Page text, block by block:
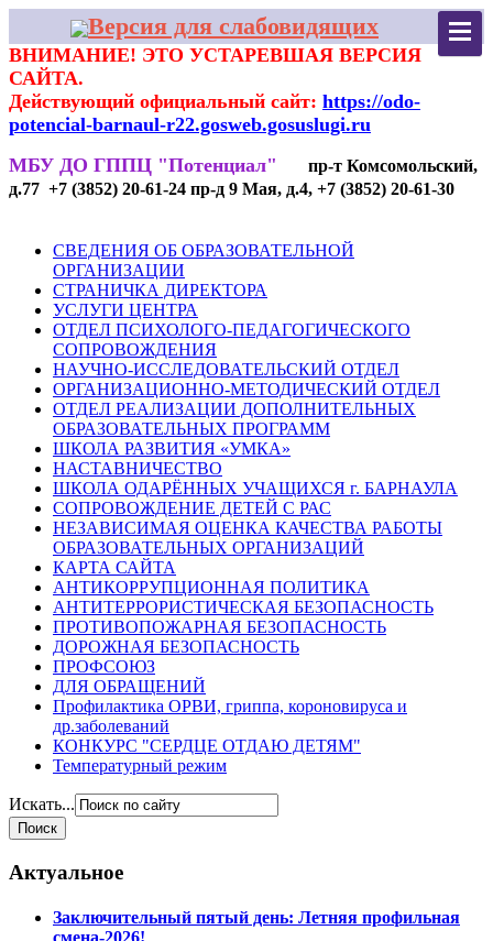
Версия для слабовидящих
ВНИМАНИЕ! ЭТО УСТАРЕВШАЯ ВЕРСИЯ
САЙТА.
Действующий официальный сайт: https://odo-
potencial-barnaul-r22.gosweb.gosuslugi.ru
МБУ ДО ГППЦ "Потенциал"
пр-т Комсомольский,
д.77 +7 (3852) 20-61-24 пр-д 9 Мая, д.4, +7 (3852) 20-61-30
СВЕДЕНИЯ ОБ ОБРАЗОВАТЕЛЬНОЙ
ОРГАНИЗАЦИИ
СТРАНИЧКА ДИРЕКТОРА
УСЛУГИ ЦЕНТРА
ОТДЕЛ ПСИХОЛОГО-ПЕДАГОГИЧЕСКОГО
СОПРОВОЖДЕНИЯ
НАУЧНО-ИССЛЕДОВАТЕЛЬСКИЙ ОТДЕЛ
ОРГАНИЗАЦИОННО-МЕТОДИЧЕСКИЙ ОТДЕЛ
ОТДЕЛ РЕАЛИЗАЦИИ ДОПОЛНИТЕЛЬНЫХ
ОБРАЗОВАТЕЛЬНЫХ ПРОГРАММ
ШКОЛА РАЗВИТИЯ «УМКА»
НАСТАВНИЧЕСТВО
ШКОЛА ОДАРЁННЫХ УЧАЩИХСЯ г. БАРНАУЛА
СОПРОВОЖДЕНИЕ ДЕТЕЙ С РАС
НЕЗАВИСИМАЯ ОЦЕНКА КАЧЕСТВА РАБОТЫ
ОБРАЗОВАТЕЛЬНЫХ ОРГАНИЗАЦИЙ
КАРТА САЙТА
АНТИКОРРУПЦИОННАЯ ПОЛИТИКА
АНТИТЕРРОРИСТИЧЕСКАЯ БЕЗОПАСНОСТЬ
ПРОТИВОПОЖАРНАЯ БЕЗОПАСНОСТЬ
ДОРОЖНАЯ БЕЗОПАСНОСТЬ
ПРОФСОЮЗ
ДЛЯ ОБРАЩЕНИЙ
Профилактика ОРВИ, гриппа, короновируса и
др.заболеваний
КОНКУРС "СЕРДЦЕ ОТДАЮ ДЕТЯМ"
Температурный режим
Искать...
Актуальное
Заключительный пятый день: Летняя профильная
смена-2026!